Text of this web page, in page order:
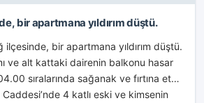
bir apartmana yıldırım düştü.
ilçesinde, bir apartmana yıldırım düştü.
ve alt kattaki dairenin balkonu hasar
sıralarında sağanak ve fırtına etkili
4 katlı eski ve kimsenin